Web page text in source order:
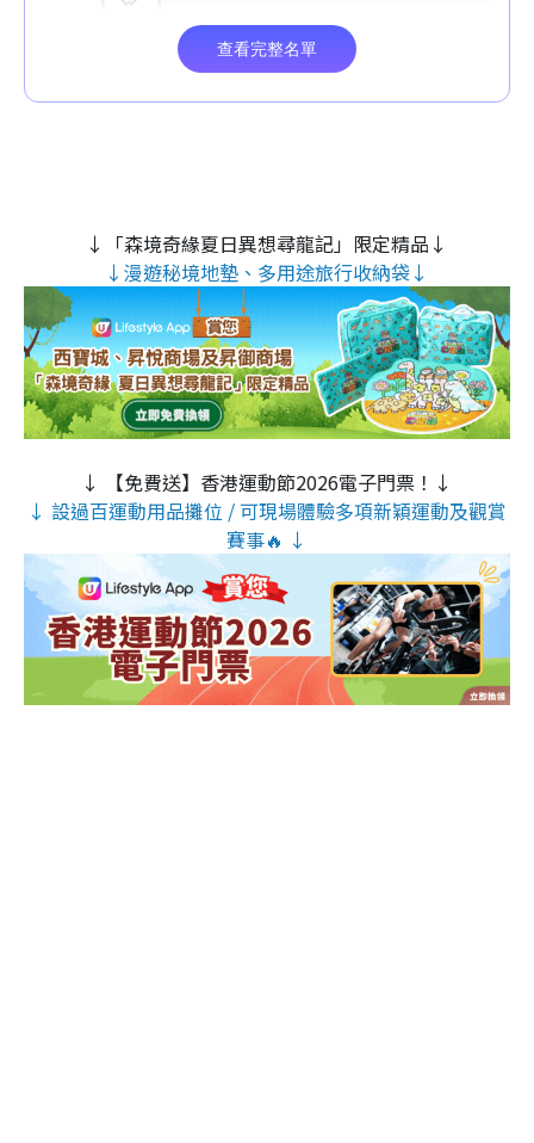
↓「森境奇緣夏日異想尋龍記」限定精品↓
↓漫遊秘境地墊、多用途旅行收納袋↓
↓ 【免費送】香港運動節2026電子門票！↓
↓ 設過百運動用品攤位 / 可現場體驗多項新穎運動及觀賞
賽事🔥 ↓